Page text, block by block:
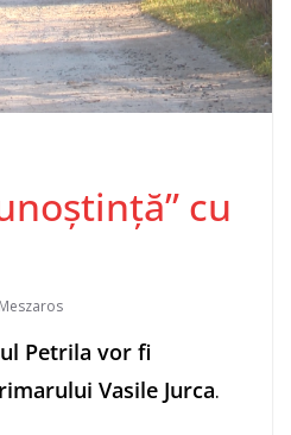
cu
Petrila vor fi
Vasile Jurca.